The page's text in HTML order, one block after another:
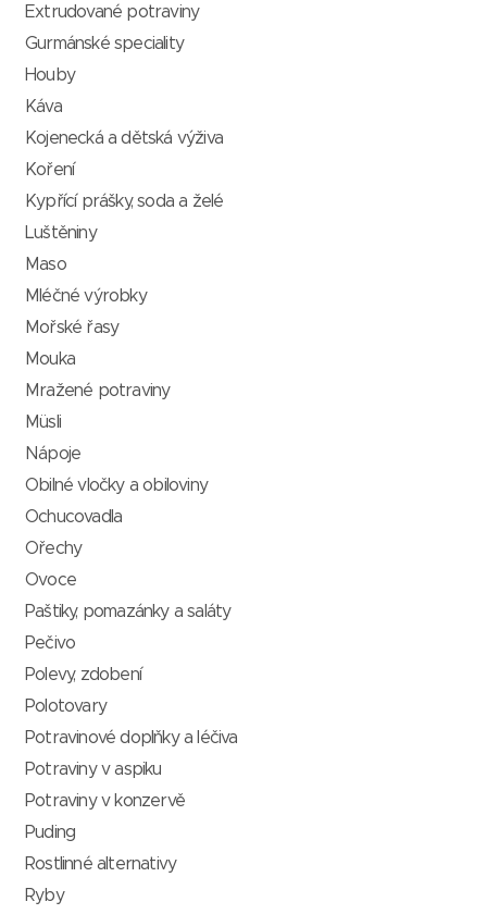
Extrudované potraviny
Gurmánské speciality
Houby
Káva
Kojenecká a dětská výživa
Koření
Kypřící prášky, soda a želé
Luštěniny
Maso
Mléčné výrobky
Mořské řasy
Mouka
Mražené potraviny
Müsli
Nápoje
Obilné vločky a obiloviny
Ochucovadla
Ořechy
Ovoce
Paštiky, pomazánky a saláty
Pečivo
Polevy, zdobení
Polotovary
Potravinové doplňky a léčiva
Potraviny v aspiku
Potraviny v konzervě
Puding
Rostlinné alternativy
Ryby